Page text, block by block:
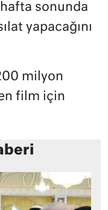
sonunda
yapacağını
milyon
film için